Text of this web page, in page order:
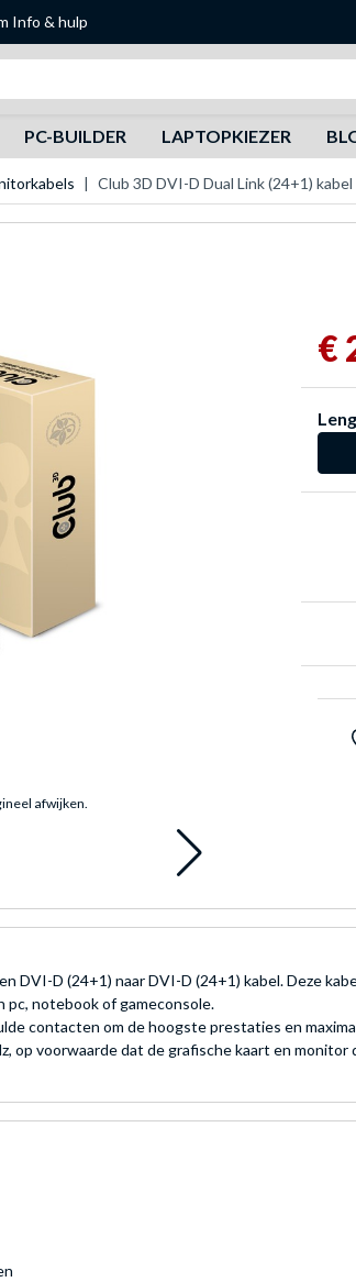
Info & hulp
PC-BUILDER LAPTOPKIEZER
Club 3D DVI-D Dual Link (24+1) kabel
afwijken.
€
DVI-D (24+1) naar DVI-D (24+1) kabel. Deze
notebook of gameconsole.
contacten om de hoogste prestaties en
op voorwaarde dat de grafische kaart en